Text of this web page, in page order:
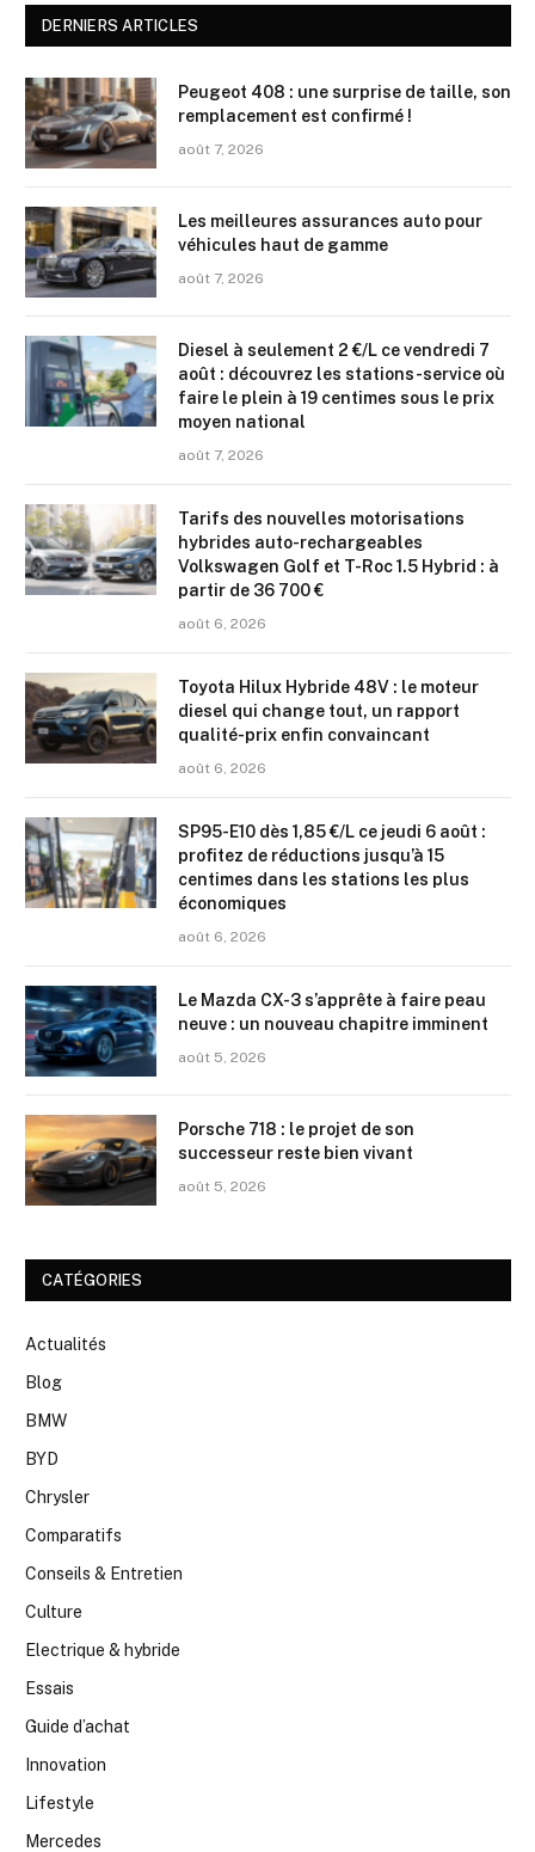
DERNIERS ARTICLES
Peugeot 408 : une surprise de taille, son
remplacement est confirmé !
août 7, 2026
Les meilleures assurances auto pour
véhicules haut de gamme
août 7, 2026
Diesel à seulement 2 €/L ce vendredi 7
août : découvrez les stations-service où
faire le plein à 19 centimes sous le prix
moyen national
août 7, 2026
Tarifs des nouvelles motorisations
hybrides auto-rechargeables
Volkswagen Golf et T-Roc 1.5 Hybrid : à
partir de 36 700 €
août 6, 2026
Toyota Hilux Hybride 48V : le moteur
diesel qui change tout, un rapport
qualité-prix enfin convaincant
août 6, 2026
SP95-E10 dès 1,85 €/L ce jeudi 6 août :
profitez de réductions jusqu’à 15
centimes dans les stations les plus
économiques
août 6, 2026
Le Mazda CX-3 s’apprête à faire peau
neuve : un nouveau chapitre imminent
août 5, 2026
Porsche 718 : le projet de son
successeur reste bien vivant
août 5, 2026
CATÉGORIES
Actualités
Blog
BMW
BYD
Chrysler
Comparatifs
Conseils & Entretien
Culture
Electrique & hybride
Essais
Guide d’achat
Innovation
Lifestyle
Mercedes